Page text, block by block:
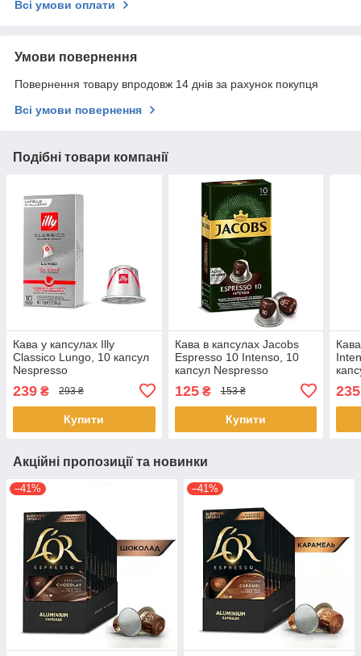
Всі умови оплати
Умови повернення
Повернення товару впродовж 14 днів за рахунок покупця
Всі умови повернення
Подібні товари компанії
Кава у капсулах Illy
Classico Lungo, 10 капсул
Nespresso
239 ₴ 293 ₴
Купити
Кава в капсулах Jacobs
Espresso 10 Intenso, 10
капсул Nespresso
125₴ 153 ₴
Купити
235
Акційні пропозиції та новинки
–41% –41%